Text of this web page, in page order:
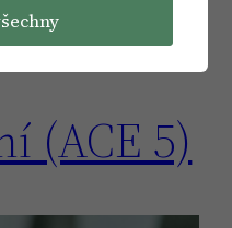
(ACE 5)